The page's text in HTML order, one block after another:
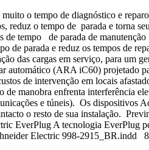
o tempo de diagnóstico e
reduz o tempo de parada e torna
de tempo de parada de
de parada e reduz os tempos de
das cargas em serviço, para um
(ARA iC60) projetado
de intervenção em locais
manobra enfrenta interferência
e túneis). Os
o resto de sua instalação.
EverPlug A tecnologia EverPlug
Electric 998-